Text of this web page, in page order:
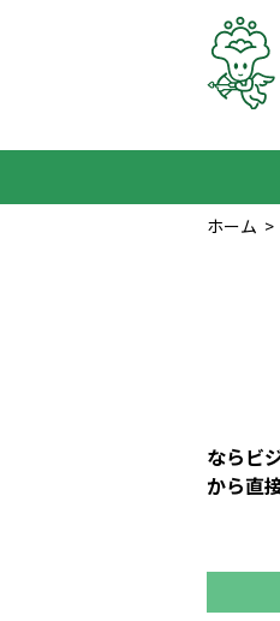
ホーム >
ならビ
から直